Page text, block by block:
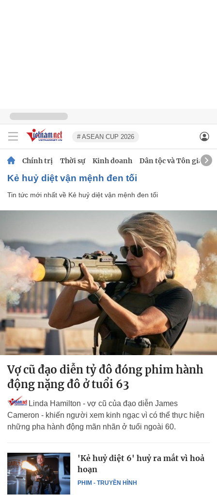
# ASEAN CUP 2026
Chính trị Thời sự Kinh doanh Dân tộc và Tôn giáo
Kẻ huỷ diệt vận mệnh đen tối
Tin tức mới nhất về Kẻ huỷ diệt vận mệnh đen tối
Vợ cũ đạo diễn tỷ đô đóng phim hành
động nặng đô ở tuổi 63
Linda Hamilton - vợ cũ của đạo diễn James
Cameron - khiến người xem kinh ngạc vì có thể thực hiện
những pha hành động mãn nhãn ở tuổi ngoài 60.
PHIM - TRUYỀN HÌNH
'Kẻ huỷ diệt 6' huỷ ra mắt vì hoả
hoạn